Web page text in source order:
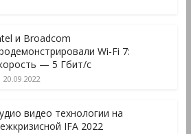
и Broadcom
Wi-Fi 7:
— 5 Гбит/с
20.09.2022
видео технологии на
IFA 2022